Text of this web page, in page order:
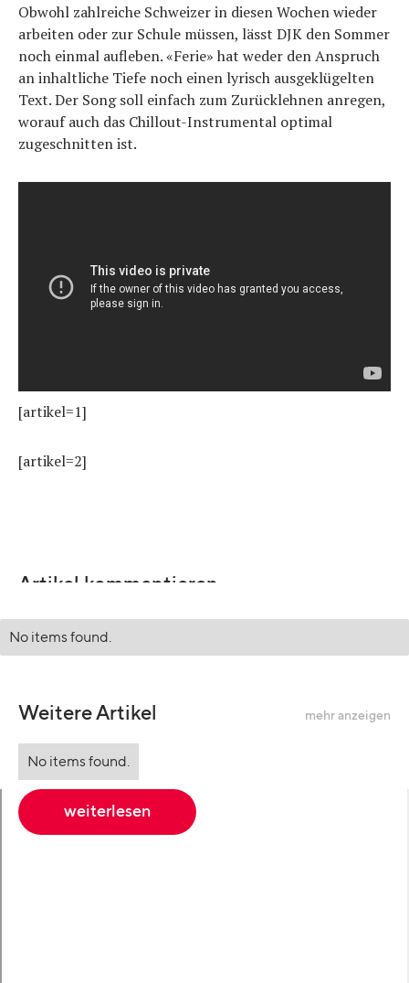
Obwohl zahlreiche Schweizer in diesen Wochen wieder
arbeiten oder zur Schule müssen, lässt DJK den Sommer
noch einmal aufleben. «Ferie» hat weder den Anspruch
an inhaltliche Tiefe noch einen lyrisch ausgeklügelten
Text. Der Song soll einfach zum Zurücklehnen anregen,
worauf auch das Chillout-Instrumental optimal
zugeschnitten ist.
[artikel=1]
[artikel=2]
Artikel kommentieren
No items found.
Weitere Artikel mehr anzeigen
No items found.
weiterlesen